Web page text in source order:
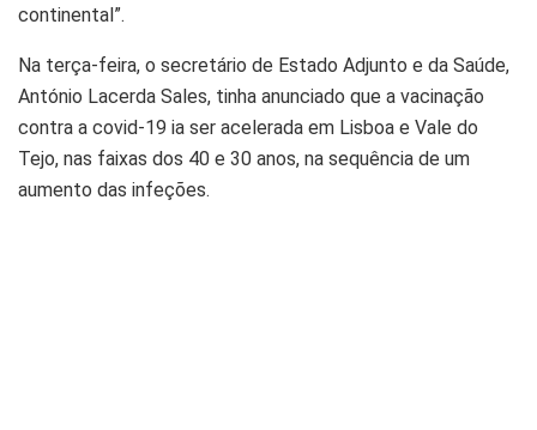
continental”.
Na terça-feira, o secretário de Estado Adjunto e da Saúde,
António Lacerda Sales, tinha anunciado que a vacinação
contra a covid-19 ia ser acelerada em Lisboa e Vale do
Tejo, nas faixas dos 40 e 30 anos, na sequência de um
aumento das infeções.